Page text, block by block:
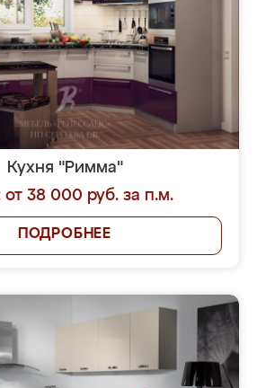
Кухня "Римма"
от 38 000 руб. за п.м.
ПОДРОБНЕЕ